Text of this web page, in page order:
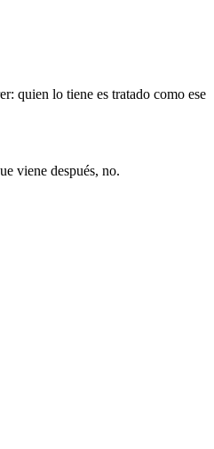
quien lo tiene es tratado como ese
viene después, no.